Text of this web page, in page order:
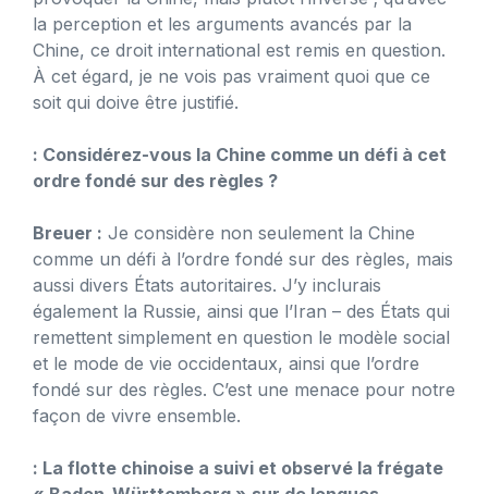
la perception et les arguments avancés par la
Chine, ce droit international est remis en question.
À cet égard, je ne vois pas vraiment quoi que ce
soit qui doive être justifié.
: Considérez-vous la Chine comme un défi à cet
ordre fondé sur des règles ?
Breuer : Je considère non seulement la Chine
comme un défi à l’ordre fondé sur des règles, mais
aussi divers États autoritaires. J’y inclurais
également la Russie, ainsi que l’Iran – des États qui
remettent simplement en question le modèle social
et le mode de vie occidentaux, ainsi que l’ordre
fondé sur des règles. C’est une menace pour notre
façon de vivre ensemble.
: La flotte chinoise a suivi et observé la frégate